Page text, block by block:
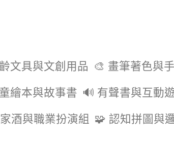
文具與文創用品 🎨 畫筆著色與
繪本與故事書 🔊 有聲書與互動
酒與職業扮演組 🧩 認知拼圖與